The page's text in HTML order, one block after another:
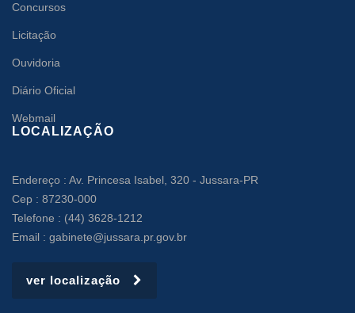
Concursos
Licitação
Ouvidoria
Diário Oficial
Webmail
LOCALIZAÇÃO
Endereço : Av. Princesa Isabel, 320 - Jussara-PR
Cep : 87230-000
Telefone : (44) 3628-1212
Email : gabinete@jussara.pr.gov.br
ver localização